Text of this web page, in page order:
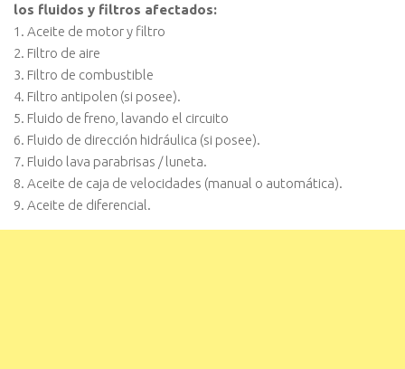
los fluidos y filtros afectados:
1. Aceite de motor y filtro
2. Filtro de aire
3. Filtro de combustible
4. Filtro antipolen (si posee).
5. Fluido de freno, lavando el circuito
6. Fluido de dirección hidráulica (si posee).
7. Fluido lava parabrisas / luneta.
8. Aceite de caja de velocidades (manual o automática).
9. Aceite de diferencial.